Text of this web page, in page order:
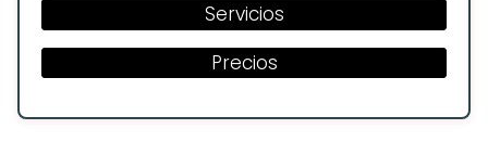
Servicios
Precios